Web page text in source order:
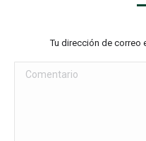
Tu dirección de correo
Comentario